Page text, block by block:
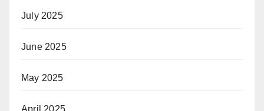
July 2025
June 2025
May 2025